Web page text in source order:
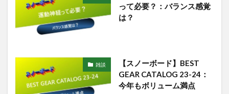
って必要？：バランス感覚
は？
雑談
【スノーボード】BEST
GEAR CATALOG 23-24：
今年もボリューム満点